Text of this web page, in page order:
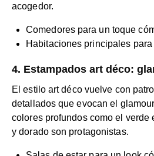
acogedor.
Comedores para un toque
Habitaciones principales
4. Estampados art déco:
El estilo art déco vuelve con
detallados que evocan el
colores profundos como el verde
y dorado son protagonistas.